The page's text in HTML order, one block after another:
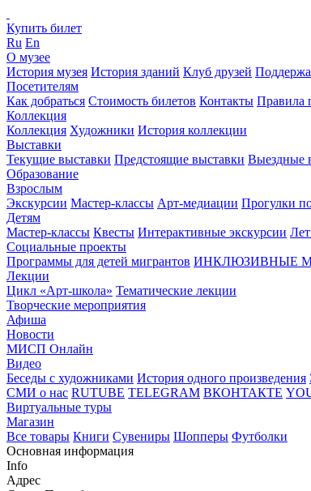
Купить билет
Ru En
О музее
История музея История зданий Клуб друзей
Посетителям
Как добраться Стоимость билетов Контакты Правила
Коллекция
Коллекция Художники История коллекции
Выставки
Текущие выставки Предстоящие выставки Выездные
Образование
Взрослым
Экскурсии Мастер-классы Арт-медиации Прогулки
Детям
Мастер-классы Квесты Интерактивные экскурсии
Социальные проекты
Программы для детей мигрантов ИНКЛЮЗИВНЫЕ
Лекции
Цикл «Арт-школа» Тематические лекции
Творческие мероприятия
Афиша
Новости
МИСП Онлайн
Видео
Беседы с художниками История одного произведения
СМИ о нас RUTUBE TELEGRAM ВКОНТАКТЕ
Виртуальные туры
Магазин
Все товары Книги Сувениры Шопперы Футболки
Основная информация
Info
Адрес